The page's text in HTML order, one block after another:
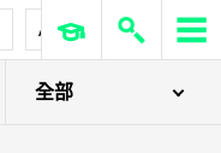
AirPods Pro 3
全部